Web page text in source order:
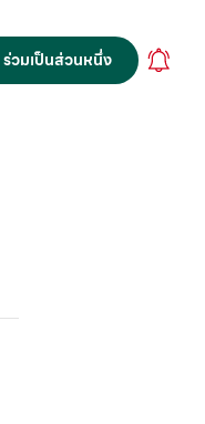
ร่วมเป็นส่วนหนึ่ง